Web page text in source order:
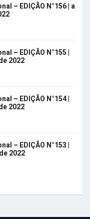
– EDIÇÃO N°156 | a
– EDIÇÃO N°155 |
2022
– EDIÇÃO N°154 |
2022
– EDIÇÃO N°153 |
2022